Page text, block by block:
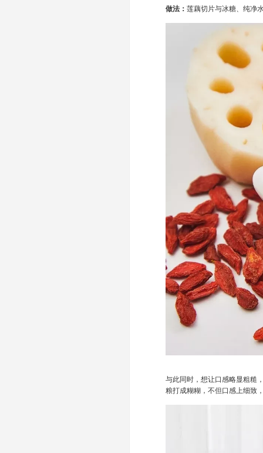
做法： 莲藕切片与冰糖、纯净
与此同时，想让口感略显粗糙
粮打成糊糊，不但口感上细致